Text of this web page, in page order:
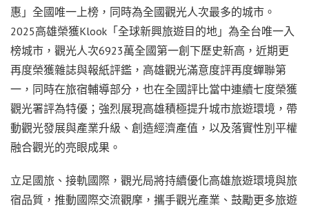
惠」全國唯一上榜，同時為全國觀光人次最多的城市。
2025高雄榮獲Klook「全球新興旅遊目的地」為全台唯一入
榜城市，觀光人次6923萬全國第一創下歷史新高，近期更
再度榮獲雜誌與報紙評鑑，高雄觀光滿意度評再度蟬聯第
一，同時在旅宿輔導部分，也在全國評比當中連續七度榮獲
觀光署評為特優；強烈展現高雄積極提升城市旅遊環境，帶
動觀光發展與產業升級、創造經濟產值，以及落實性別平權
融合觀光的亮眼成果。
立足國旅、接軌國際，觀光局將持續優化高雄旅遊環境與旅
宿品質，推動國際交流觀摩，攜手觀光產業、鼓勵更多旅遊